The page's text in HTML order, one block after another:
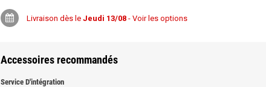
Livraison dès le Jeudi 13/08- Voir les options
Accessoires recommandés
Service D'intégration